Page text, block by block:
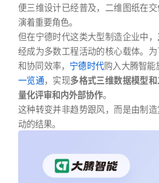
便三维设计已经普及，二维图纸在
演着重要角色。
但在宁德时代这类大型制造企业中，
经成为多数工程活动的核心载体。
和协同效率， 宁德时代购入大腾智
一览通，实现多格式三维数据模型
量化评审和内外部协作。
这种转变并非趋势跟风，而是由制
动的结果。